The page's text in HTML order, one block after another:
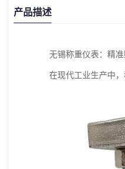
产品描述
无锡称重仪表：精
在现代工业生产中